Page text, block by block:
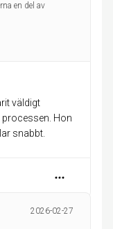
en del av
väldigt
Hon
snabbt.
2026-02-27